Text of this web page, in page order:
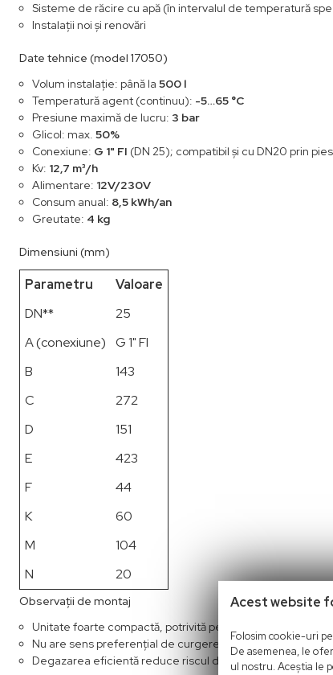
Sisteme de răcire cu apă (în intervalul de temperatură
Instalații noi și renovări
Date tehnice (model 17050)
Volum instalație: până la 500 l
Temperatură agent (continuu): -5…65 °C
Presiune maximă de lucru: 3 bar
Glicol: max. 50%
Conexiune: G 1" FI (DN 25); compatibil și cu DN20 prin
Kv: 12,7 m³/h
Alimentare: 12V/230V
Consum anual: 8,5 kWh/an
Greutate: 4 kg
Dimensiuni (mm)
Parametru
Valoare
DN**
25
A (conexiune)
G 1" FI
B
143
C
272
D
151
E
423
F
44
K
60
M
104
N
20
Observații de montaj
Unitate foarte compactă, potrivită pentru montaj în dulap
Nu are sens preferențial de curgere (poate fi montată
Degazarea eficientă reduce riscul de coroziune,
Acest website
Folosim cookie-uri
De asemenea, le
ul nostru. Aceștia le